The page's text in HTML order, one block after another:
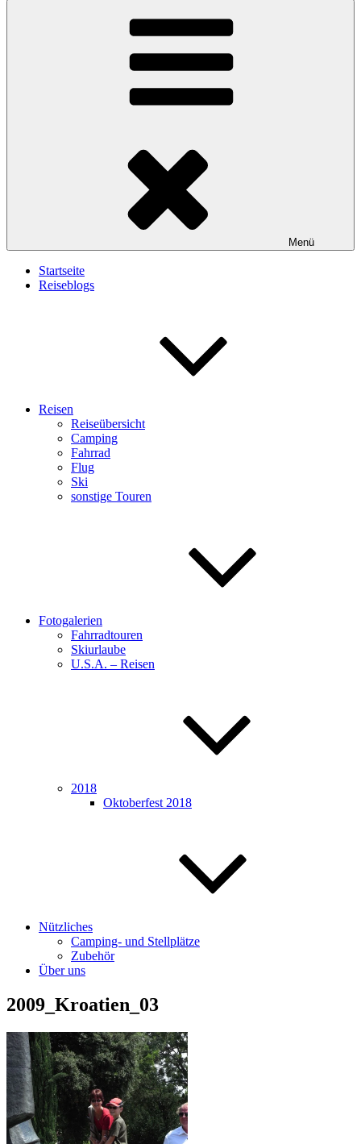
Menü
Startseite
Reiseblogs
Reisen
Reiseübersicht
Camping
Fahrrad
Flug
Ski
sonstige Touren
Fotogalerien
Fahrradtouren
Skiurlaube
U.S.A. – Reisen
2018
Oktoberfest 2018
Nützliches
Camping- und Stellplätze
Zubehör
Über uns
2009_Kroatien_03